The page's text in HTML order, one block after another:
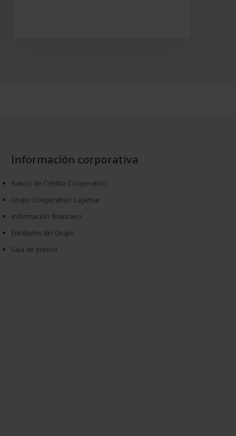
Información corporativa
Banco de Crédito Cooperativo
Grupo Cooperativo Cajamar
Información financiera
Entidades del Grupo
Sala de prensa